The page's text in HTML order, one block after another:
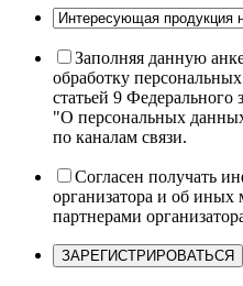
Заполняя данную
обработку
статьей 9
"О персональных
по каналам связи.
Согласен получать
организатора и об
партнерами